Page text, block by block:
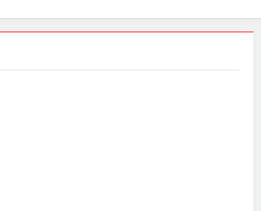
14 soundtrack video game terbaik
Cabasse merilis speaker spherical